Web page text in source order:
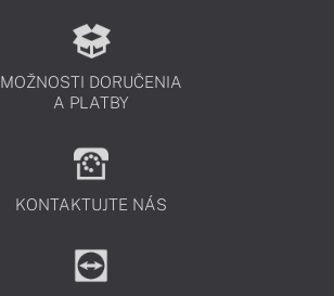
MOŽNOSTI DORUČENIA
A PLATBY
KONTAKTUJTE NÁS